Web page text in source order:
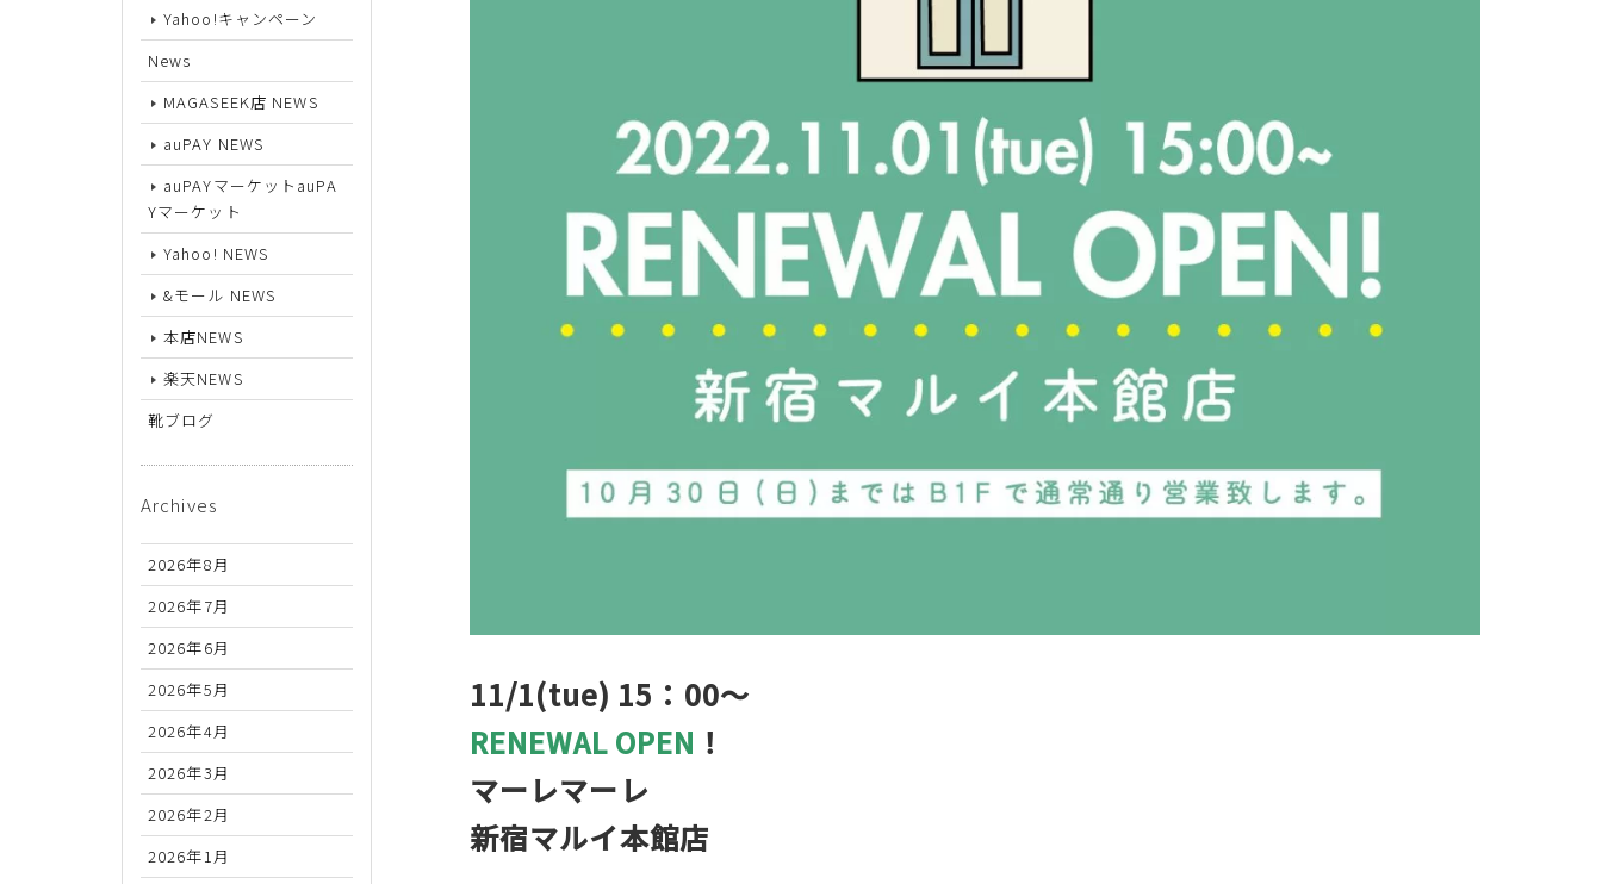
11/1(tue) 15：00～
RENEWAL OPEN ！
マーレマーレ
新宿マルイ本館店
Yahoo!キャンペーン
News
MAGASEEK店 NEWS
auPAY NEWS
auPAYマーケットauPA
Yマーケット
Yahoo! NEWS
&モール NEWS
本店NEWS
楽天NEWS
靴ブログ
Archives
2026年8月
2026年7月
2026年6月
2026年5月
2026年4月
2026年3月
2026年2月
2026年1月
24.5cm
25.5cm
26.5cm
27.5cm
8cm以上
上記条件で絞り込む